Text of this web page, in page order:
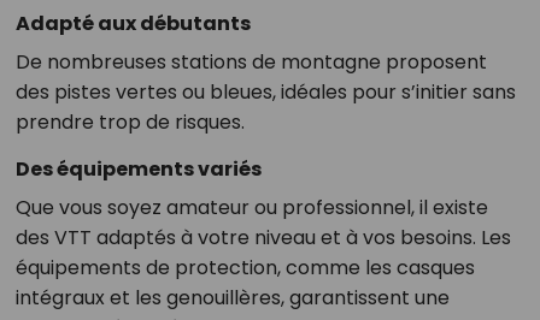
Adapté aux débutants
De nombreuses stations de montagne proposent
des pistes vertes ou bleues, idéales pour s’initier sans
prendre trop de risques.
Des équipements variés
Que vous soyez amateur ou professionnel, il existe
des VTT adaptés à votre niveau et à vos besoins. Les
équipements de protection, comme les casques
intégraux et les genouillères, garantissent une